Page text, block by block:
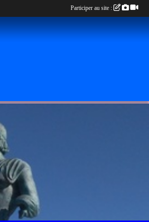
Participer au site :